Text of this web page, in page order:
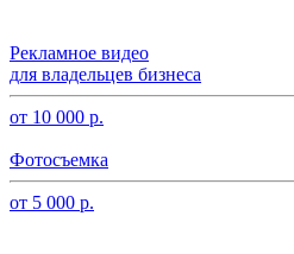
Рекламное видео
для владельцев бизнеса
от 10 000 р.
Фотосъемка
от 5 000 р.